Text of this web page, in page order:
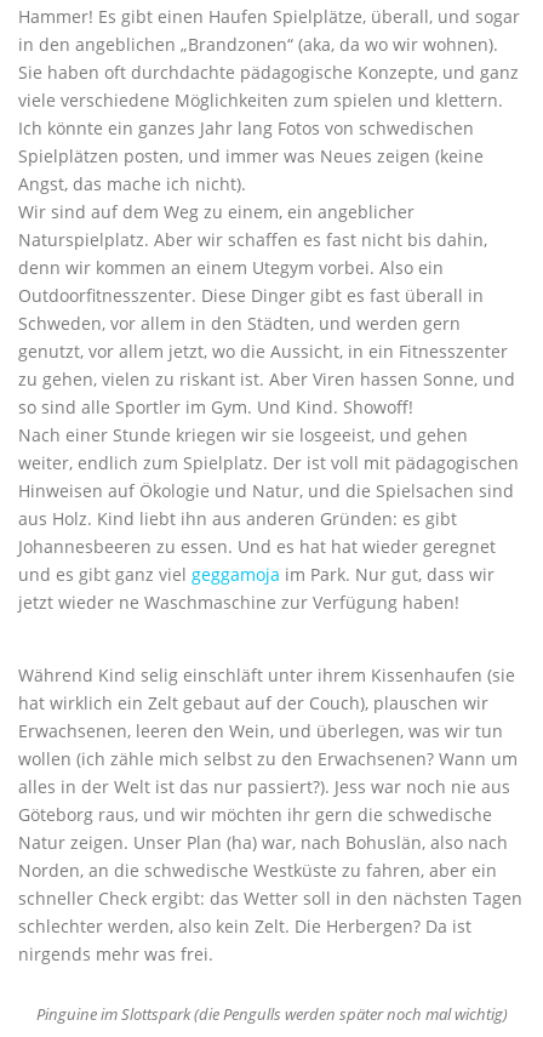
Hammer! Es gibt einen Haufen Spielplätze, überall, und sogar
in den angeblichen „Brandzonen“ (aka, da wo wir wohnen).
Sie haben oft durchdachte pädagogische Konzepte, und ganz
viele verschiedene Möglichkeiten zum spielen und klettern.
Ich könnte ein ganzes Jahr lang Fotos von schwedischen
Spielplätzen posten, und immer was Neues zeigen (keine
Angst, das mache ich nicht).
Wir sind auf dem Weg zu einem, ein angeblicher
Naturspielplatz. Aber wir schaffen es fast nicht bis dahin,
denn wir kommen an einem Utegym vorbei. Also ein
Outdoorfitnesszenter. Diese Dinger gibt es fast überall in
Schweden, vor allem in den Städten, und werden gern
genutzt, vor allem jetzt, wo die Aussicht, in ein Fitnesszenter
zu gehen, vielen zu riskant ist. Aber Viren hassen Sonne, und
so sind alle Sportler im Gym. Und Kind. Showoff!
Nach einer Stunde kriegen wir sie losgeeist, und gehen
weiter, endlich zum Spielplatz. Der ist voll mit pädagogischen
Hinweisen auf Ökologie und Natur, und die Spielsachen sind
aus Holz. Kind liebt ihn aus anderen Gründen: es gibt
Johannesbeeren zu essen. Und es hat hat wieder geregnet
und es gibt ganz viel geggamoja im Park. Nur gut, dass wir
jetzt wieder ne Waschmaschine zur Verfügung haben!
Während Kind selig einschläft unter ihrem Kissenhaufen (sie
hat wirklich ein Zelt gebaut auf der Couch), plauschen wir
Erwachsenen, leeren den Wein, und überlegen, was wir tun
wollen (ich zähle mich selbst zu den Erwachsenen? Wann um
alles in der Welt ist das nur passiert?). Jess war noch nie aus
Göteborg raus, und wir möchten ihr gern die schwedische
Natur zeigen. Unser Plan (ha) war, nach Bohuslän, also nach
Norden, an die schwedische Westküste zu fahren, aber ein
schneller Check ergibt: das Wetter soll in den nächsten Tagen
schlechter werden, also kein Zelt. Die Herbergen? Da ist
nirgends mehr was frei.
Pinguine im Slottspark (die Pengulls werden später noch mal wichtig)